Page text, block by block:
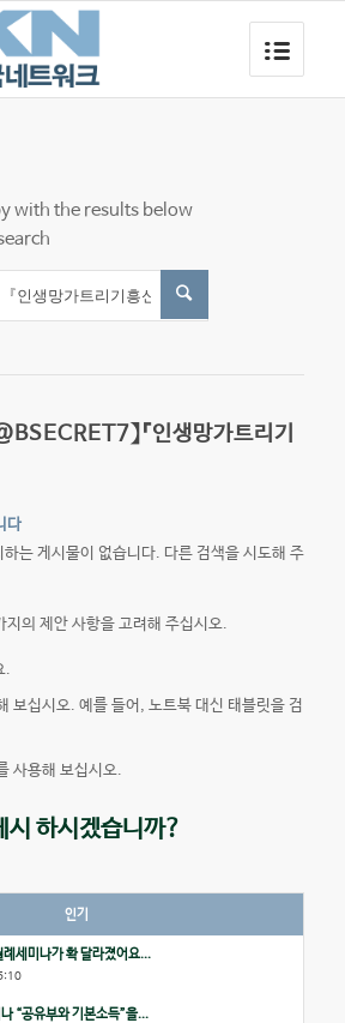
with the results below
】『인생망가트리기
다
는 게시물이 없습니다. 다른 검색을 시도해 주
지의 제안 사항을 고려해 주십시오.
.
보십시오. 예를 들어, 노트북 대신 태블릿을 검
사용해 보십시오.
시 하시겠습니까?
인기
세미나가 확 달라졌어요...
“공유부와 기본소득”을...